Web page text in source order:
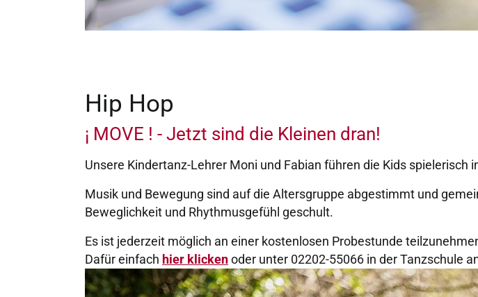
Show larger version
Hip Hop
¡ MOVE ! - Jetzt sind die Kleinen dran!
Unsere Kindertanz-Lehrer Moni und Fabian führen die Kids spielerisch
Musik und Bewegung sind auf die Altersgruppe abgestimmt und
Beweglichkeit und Rhythmusgefühl geschult.
Es ist jederzeit möglich an einer kostenlosen Probestunde
Dafür einfach hier klicken oder unter 02202-55066 in der Tanzschule